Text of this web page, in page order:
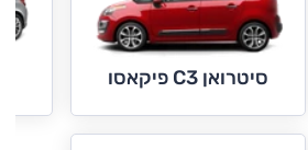
סיטרואן C3 פיקאסו